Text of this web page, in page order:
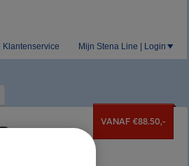
Klantenservice Mijn Stena Line | Login
VANAF €88.50,-